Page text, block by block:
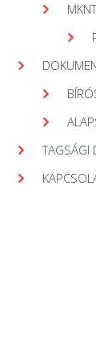
TAGSÁGI